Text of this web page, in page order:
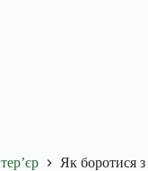
Як боротися